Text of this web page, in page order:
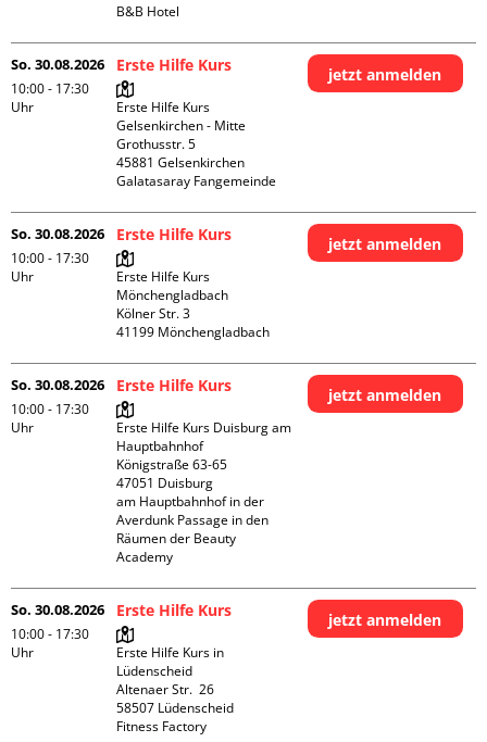
B&B Hotel
So. 30.08.2026
10:00 - 17:30
Uhr
Erste Hilfe Kurs
Erste Hilfe Kurs
Gelsenkirchen - Mitte
Grothusstr. 5
45881 Gelsenkirchen
Galatasaray Fangemeinde
jetzt anmelden
So. 30.08.2026
10:00 - 17:30
Uhr
Erste Hilfe Kurs
Erste Hilfe Kurs
Mönchengladbach
Kölner Str. 3
jetzt anmelden
So. 30.08.2026
10:00 - 17:30
Uhr
Erste Hilfe Kurs
Erste Hilfe Kurs Duisburg am
Hauptbahnhof
Königstraße 63-65
47051 Duisburg
am Hauptbahnhof in der
Averdunk Passage in den
Räumen der Beauty
Academy
jetzt anmelden
So. 30.08.2026
10:00 - 17:30
Uhr
Erste Hilfe Kurs
Erste Hilfe Kurs in
Lüdenscheid
Altenaer Str.  26
58507 Lüdenscheid
Fitness Factory
jetzt anmelden